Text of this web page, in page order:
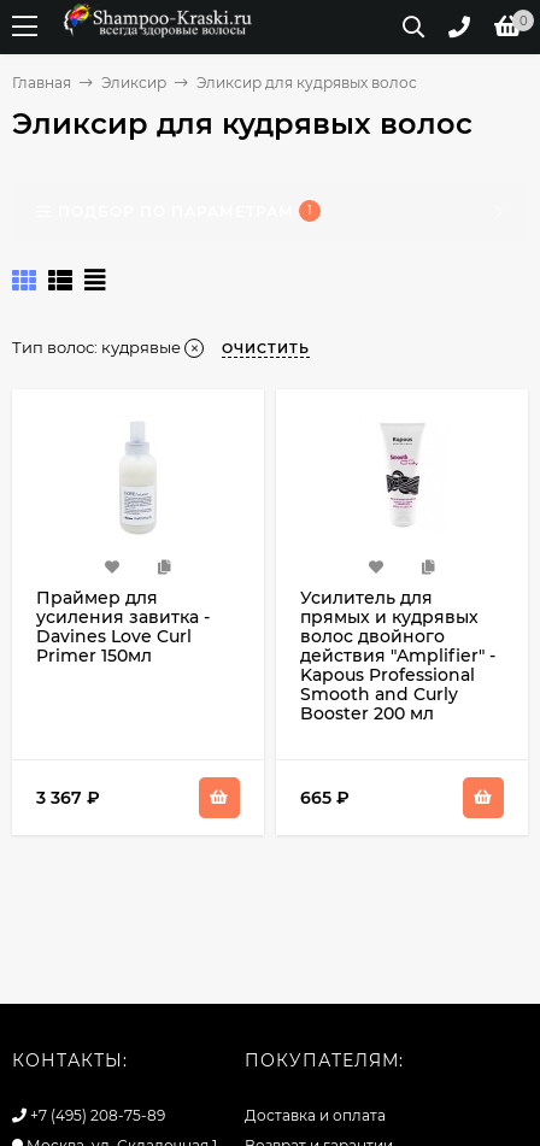
0
Главная Эликсир Эликсир для кудрявых волос
Эликсир для кудрявых волос
1
Тип волос: кудрявые ОЧИСТИТЬ
Праймер для
усиления завитка -
Davines Love Curl
Primer 150мл
3 367 ₽
Усилитель для
прямых и кудрявых
волос двойного
действия "Amplifier" -
Kapous Professional
Smooth and Curly
Booster 200 мл
665 ₽
КОНТАКТЫ:
+7 (495) 208-75-89
ПОКУПАТЕЛЯМ:
Доставка и оплата